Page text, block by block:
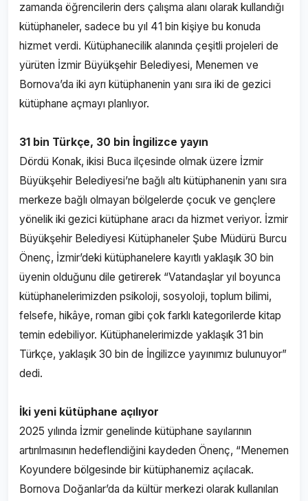
zamanda öğrencilerin ders çalışma alanı olarak kullandığı
kütüphaneler, sadece bu yıl 41 bin kişiye bu konuda
hizmet verdi. Kütüphanecilik alanında çeşitli projeleri de
yürüten İzmir Büyükşehir Belediyesi, Menemen ve
Bornova’da iki ayrı kütüphanenin yanı sıra iki de gezici
kütüphane açmayı planlıyor.
31 bin Türkçe, 30 bin İngilizce yayın
Dördü Konak, ikisi Buca ilçesinde olmak üzere İzmir
Büyükşehir Belediyesi’ne bağlı altı kütüphanenin yanı sıra
merkeze bağlı olmayan bölgelerde çocuk ve gençlere
yönelik iki gezici kütüphane aracı da hizmet veriyor. İzmir
Büyükşehir Belediyesi Kütüphaneler Şube Müdürü Burcu
Önenç, İzmir’deki kütüphanelere kayıtlı yaklaşık 30 bin
üyenin olduğunu dile getirerek “Vatandaşlar yıl boyunca
kütüphanelerimizden psikoloji, sosyoloji, toplum bilimi,
felsefe, hikâye, roman gibi çok farklı kategorilerde kitap
temin edebiliyor. Kütüphanelerimizde yaklaşık 31 bin
Türkçe, yaklaşık 30 bin de İngilizce yayınımız bulunuyor”
dedi.
İki yeni kütüphane açılıyor
2025 yılında İzmir genelinde kütüphane sayılarının
artırılmasının hedeflendiğini kaydeden Önenç, “Menemen
Koyundere bölgesinde bir kütüphanemiz açılacak.
Bornova Doğanlar’da da kültür merkezi olarak kullanılan